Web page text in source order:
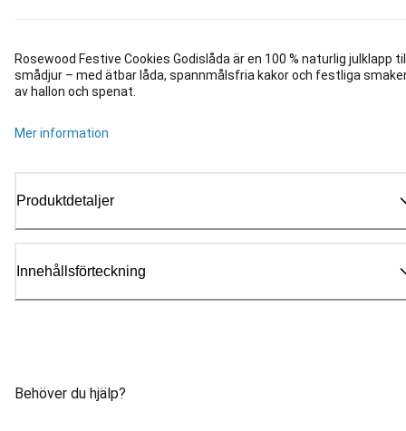
Rosewood Festive Cookies Godislåda är en 100 % naturlig julklapp
smådjur – med ätbar låda, spannmålsfria kakor och festliga
av hallon och spenat.
Mer information
Produktdetaljer
Innehållsförteckning
Behöver du hjälp?